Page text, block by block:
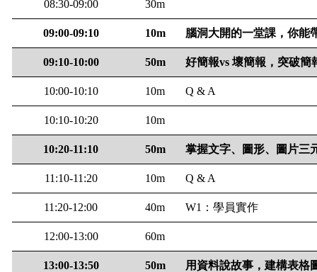
08:30-09:00 30m
09:00-09:10 10m 腦洞大開的一堂課 ，你能
09:10-10:00 50m 好簡報vs壞簡報，突破簡
10:00-10:10 10m Q & A
10:10-10:20 10m
10:20-11:10 50m 掌握文字、圖形、圖片三
11:10-11:20 10m Q & A
11:20-12:00 40m W1 ：學員實作
12:00-13:00 60m
13:00-13:50 50m 用資料說故事，建構表格